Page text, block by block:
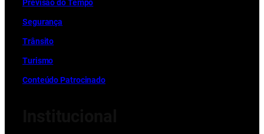
Previsão do Tempo
Segurança
Trânsito
Turismo
Conteúdo Patrocinado